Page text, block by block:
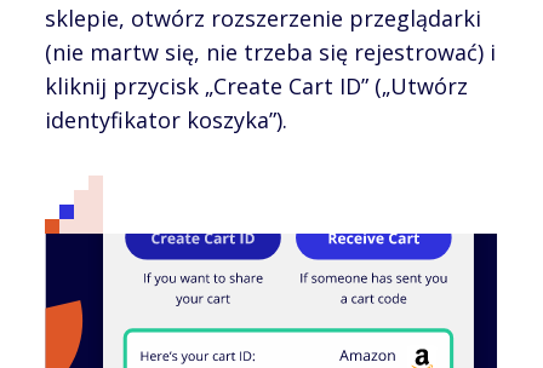
sklepie, otwórz rozszerzenie przeglądarki
(nie martw się, nie trzeba się rejestrować) i
kliknij przycisk „Create Cart ID” („Utwórz
identyfikator koszyka”).